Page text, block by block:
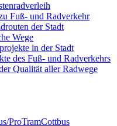
Fuß- und Radverkehr
der Stadt
Wege
in der Stadt
des Fuß- und Radverkehrs
Qualität aller Radwege
ProTramCottbus